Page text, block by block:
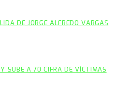
DE JORGE ALFREDO VARGAS
SUBE A 70 CIFRA DE VÍCTIMAS